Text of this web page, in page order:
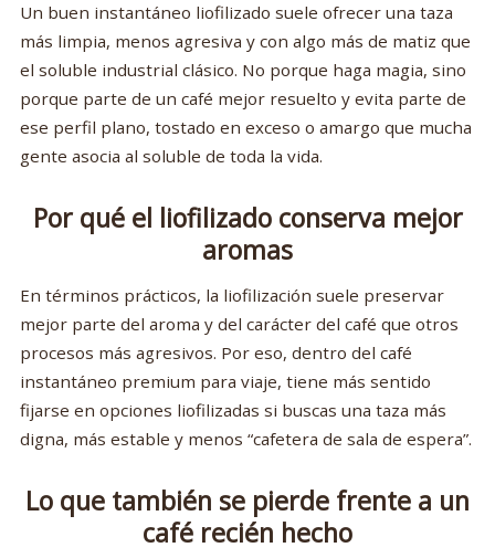
Un buen instantáneo liofilizado suele ofrecer una taza
más limpia, menos agresiva y con algo más de matiz que
el soluble industrial clásico. No porque haga magia, sino
porque parte de un café mejor resuelto y evita parte de
ese perfil plano, tostado en exceso o amargo que mucha
gente asocia al soluble de toda la vida.
Por qué el liofilizado conserva mejor
aromas
En términos prácticos, la liofilización suele preservar
mejor parte del aroma y del carácter del café que otros
procesos más agresivos. Por eso, dentro del café
instantáneo premium para viaje, tiene más sentido
fijarse en opciones liofilizadas si buscas una taza más
digna, más estable y menos “cafetera de sala de espera”.
Lo que también se pierde frente a un
café recién hecho